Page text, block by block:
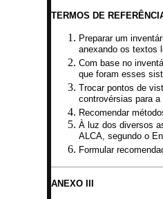
TERMOS DE
Preparar um
anexando os textos
Com base no
que foram esses
Trocar pontos de
controvérsias para
Recomendar
À luz dos diversos
ALCA, segundo o
Formular
ANEXO III